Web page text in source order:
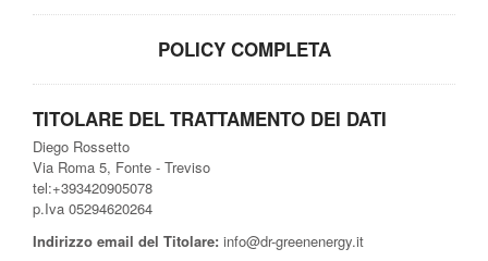
POLICY COMPLETA
TITOLARE DEL TRATTAMENTO DEI DATI
Diego Rossetto
Via Roma 5, Fonte - Treviso
tel:+393420905078
p.Iva 05294620264
Indirizzo email del Titolare: info@dr-greenenergy.it